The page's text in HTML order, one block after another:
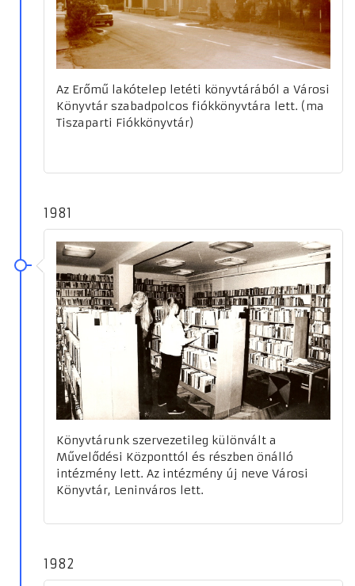
Az Erőmű lakótelep letéti könyvtárából a Városi
Könyvtár szabadpolcos fiókkönyvtára lett. (ma
Tiszaparti Fiókkönyvtár)
1981
Könyvtárunk szervezetileg különvált a
Művelődési Központtól és részben önálló
intézmény lett. Az intézmény új neve Városi
Könyvtár, Leninváros lett.
1982